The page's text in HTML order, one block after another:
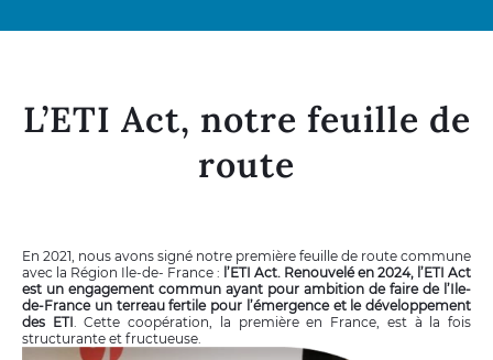
L’ETI Act, notre feuille de
route
En 2021, nous avons signé notre première feuille de route commune
avec la Région Ile-de- France : l’ETI Act. Renouvelé en 2024, l’ETI Act
est un engagement commun ayant pour ambition de faire de l’Ile-
de-France un terreau fertile pour l’émergence et le développement
des ETI . Cette coopération, la première en France, est à la fois
structurante et fructueuse.